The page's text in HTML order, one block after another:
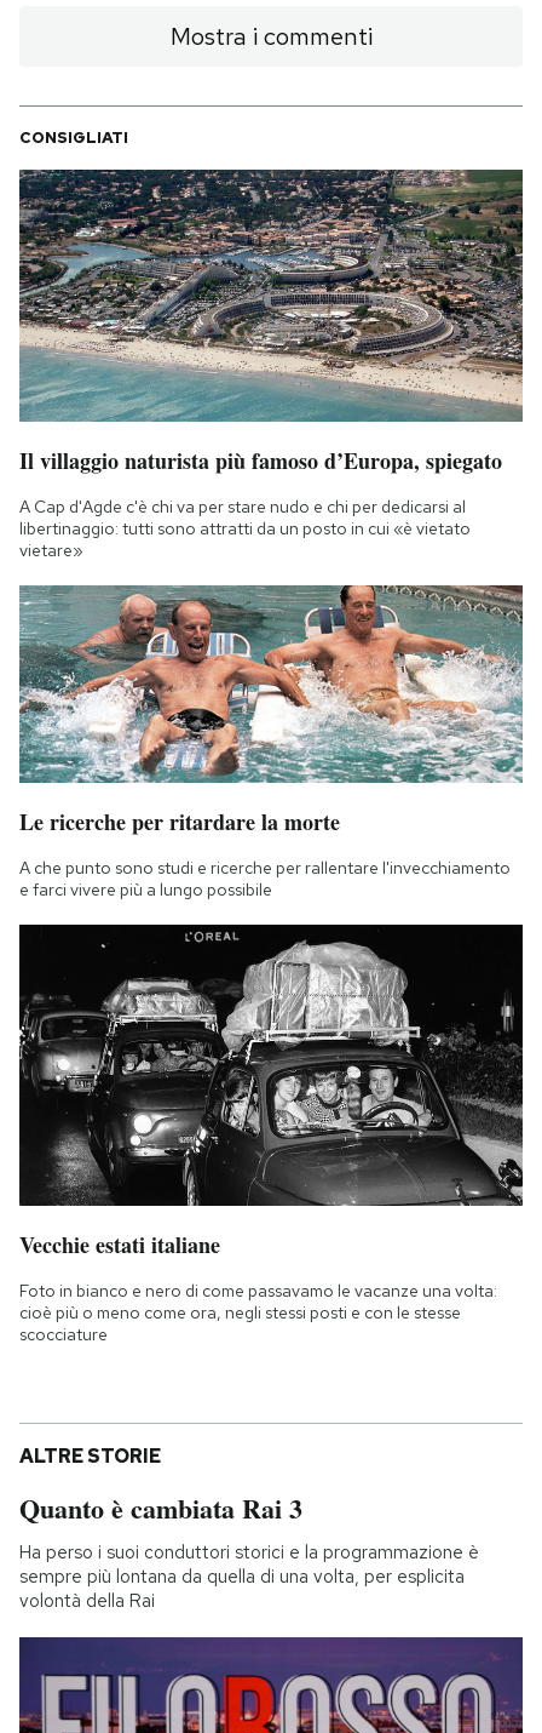
Mostra i commenti
CONSIGLIATI
Il villaggio naturista più famoso d’Europa, spiegato
A Cap d'Agde c'è chi va per stare nudo e chi per dedicarsi al
libertinaggio: tutti sono attratti da un posto in cui «è vietato
vietare»
Le ricerche per ritardare la morte
A che punto sono studi e ricerche per rallentare l'invecchiamento
e farci vivere più a lungo possibile
Vecchie estati italiane
Foto in bianco e nero di come passavamo le vacanze una volta:
cioè più o meno come ora, negli stessi posti e con le stesse
scocciature
ALTRE STORIE
Quanto è cambiata Rai 3
Ha perso i suoi conduttori storici e la programmazione è
sempre più lontana da quella di una volta, per esplicita
volontà della Rai